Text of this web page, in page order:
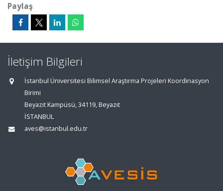
Paylaş
İletişim Bilgileri
İstanbul Üniversitesi Bilimsel Araştırma Projeleri Koordinasyon
Birimi
Beyazıt Kampüsü, 34119, Beyazıt
İSTANBUL
aves@istanbul.edu.tr